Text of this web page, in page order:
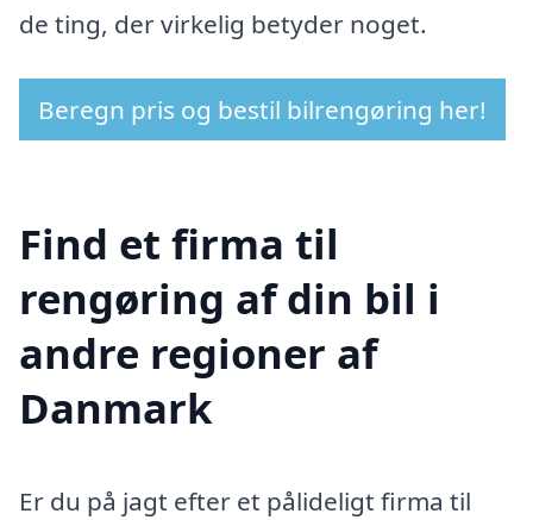
de ting, der virkelig betyder noget.
Beregn pris og bestil bilrengøring her!
Find et firma til
rengøring af din bil i
andre regioner af
Danmark
Er du på jagt efter et pålideligt firma til